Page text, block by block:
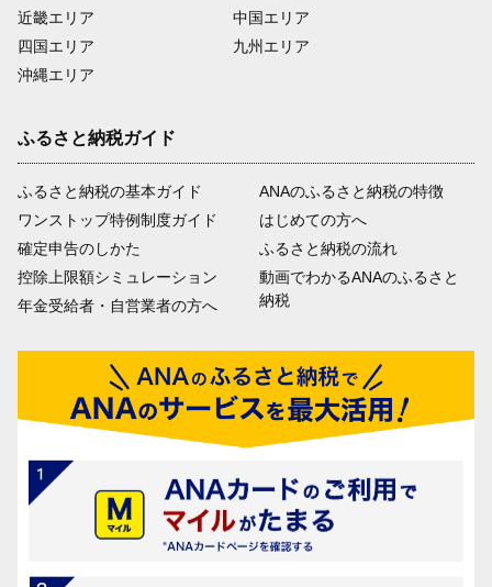
近畿エリア
四国エリア
沖縄エリア
中国エリア
九州エリア
ふるさと納税ガイド
ふるさと納税の基本ガイド
ワンストップ特例制度ガイド
確定申告のしかた
控除上限額シミュレーション
年金受給者・自営業者の方へ
ANAのふるさと納税の特徴
はじめての方へ
ふるさと納税の流れ
動画でわかるANAのふるさと
納税